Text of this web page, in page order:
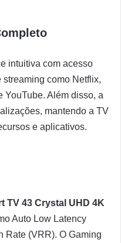
intuitiva com acesso
como Netflix,
YouTube. Além disso, a
mantendo a TV
e aplicativos.
TV 43 Crystal UHD 4K
Auto Low Latency
Rate (VRR). O Gaming